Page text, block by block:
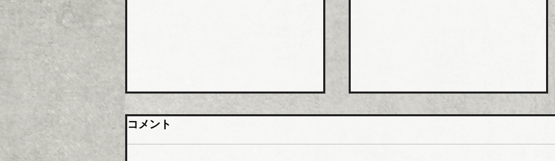
大阪管材組合 石油由来製品
の対策要望書を近畿経済産業
局へ
コメント